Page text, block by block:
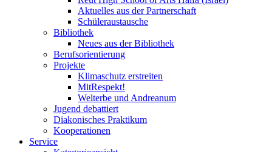
Aktuelles aus der Partnerschaft
Schüleraustausche
Bibliothek
Neues aus der Bibliothek
Berufsorientierung
Projekte
Klimaschutz erstreiten
MitRespekt!
Welterbe und Andreanum
Jugend debattiert
Diakonisches Praktikum
Kooperationen
Service